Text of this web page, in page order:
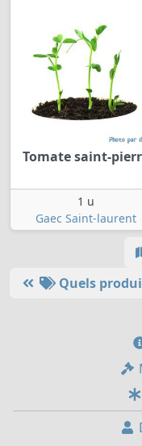
Tomate saint-
1 u
Gaec Saint-laurent
Quels